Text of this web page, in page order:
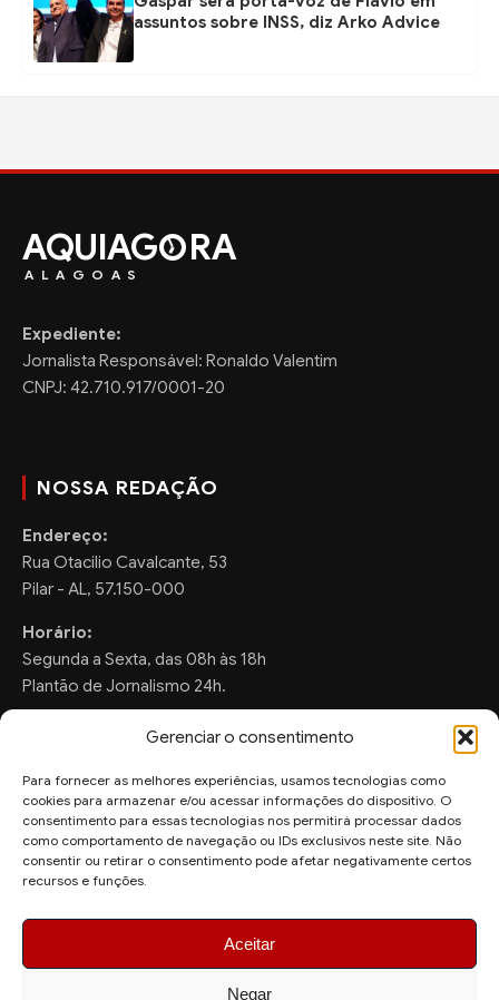
Gerenciar o consentimento
Para fornecer as melhores experiências, usamos tecnologias como
cookies para armazenar e/ou acessar informações do dispositivo. O
consentimento para essas tecnologias nos permitirá processar dados
como comportamento de navegação ou IDs exclusivos neste site. Não
consentir ou retirar o consentimento pode afetar negativamente certos
recursos e funções.
Aceitar
Negar
assuntos sobre INSS, diz Arko Advice
AQUIAG RA
ALAGOAS
Expediente:
Jornalista Responsável: Ronaldo Valentim
CNPJ: 42.710.917/0001-20
NOSSA REDAÇÃO
Endereço:
Rua Otacilio Cavalcante, 53
Pilar - AL, 57.150-000
Horário:
Segunda a Sexta, das 08h às 18h
Plantão de Jornalismo 24h.
FALE CONOSCO
Sugestões de Pauta:
ronaldo.valentim150@gmail.com